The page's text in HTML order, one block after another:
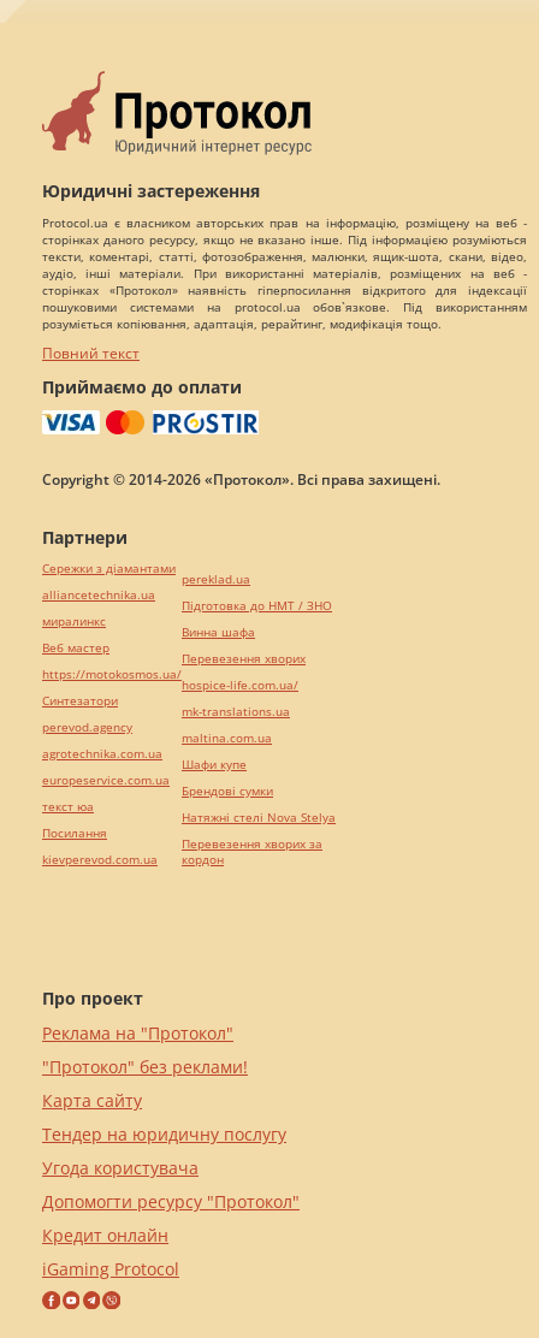
Юридичні застереження
Protocol.ua є власником авторських прав на інформацію, розміщену на веб -
сторінках даного ресурсу, якщо не вказано інше. Під інформацією розуміються
тексти, коментарі, статті, фотозображення, малюнки, ящик-шота, скани, відео,
аудіо, інші матеріали. При використанні матеріалів, розміщених на веб -
сторінках «Протокол» наявність гіперпосилання відкритого для індексації
пошуковими системами на protocol.ua обов`язкове. Під використанням
розуміється копіювання, адаптація, рерайтинг, модифікація тощо.
Повний текст
Приймаємо до оплати
Copyright © 2014-2026 «Протокол». Всі права захищені.
Про проект
Реклама на "Протокол"
"Протокол" без реклами!
Карта сайту
Тендер на юридичну послугу
Угода користувача
Допомогти ресурсу "Протокол"
Кредит онлайн
iGaming Protocol
Партнери
Сережки з діамантами
alliancetechnika.ua
миралинкс
Веб мастер
https://motokosmos.ua/
Синтезатори
perevod.agency
agrotechnika.com.ua
europeservice.com.ua
текст юа
Посилання
kievperevod.com.ua
pereklad.ua
Підготовка до НМТ / ЗНО
Винна шафа
Перевезення хворих
hospice-life.com.ua/
mk-translations.ua
maltina.com.ua
Шафи купе
Брендові сумки
Натяжні стелі Nova Stelya
Перевезення хворих за
кордон